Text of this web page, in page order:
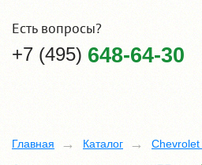
Есть вопросы?
+7 (495) 648-64-30
Главная Каталог